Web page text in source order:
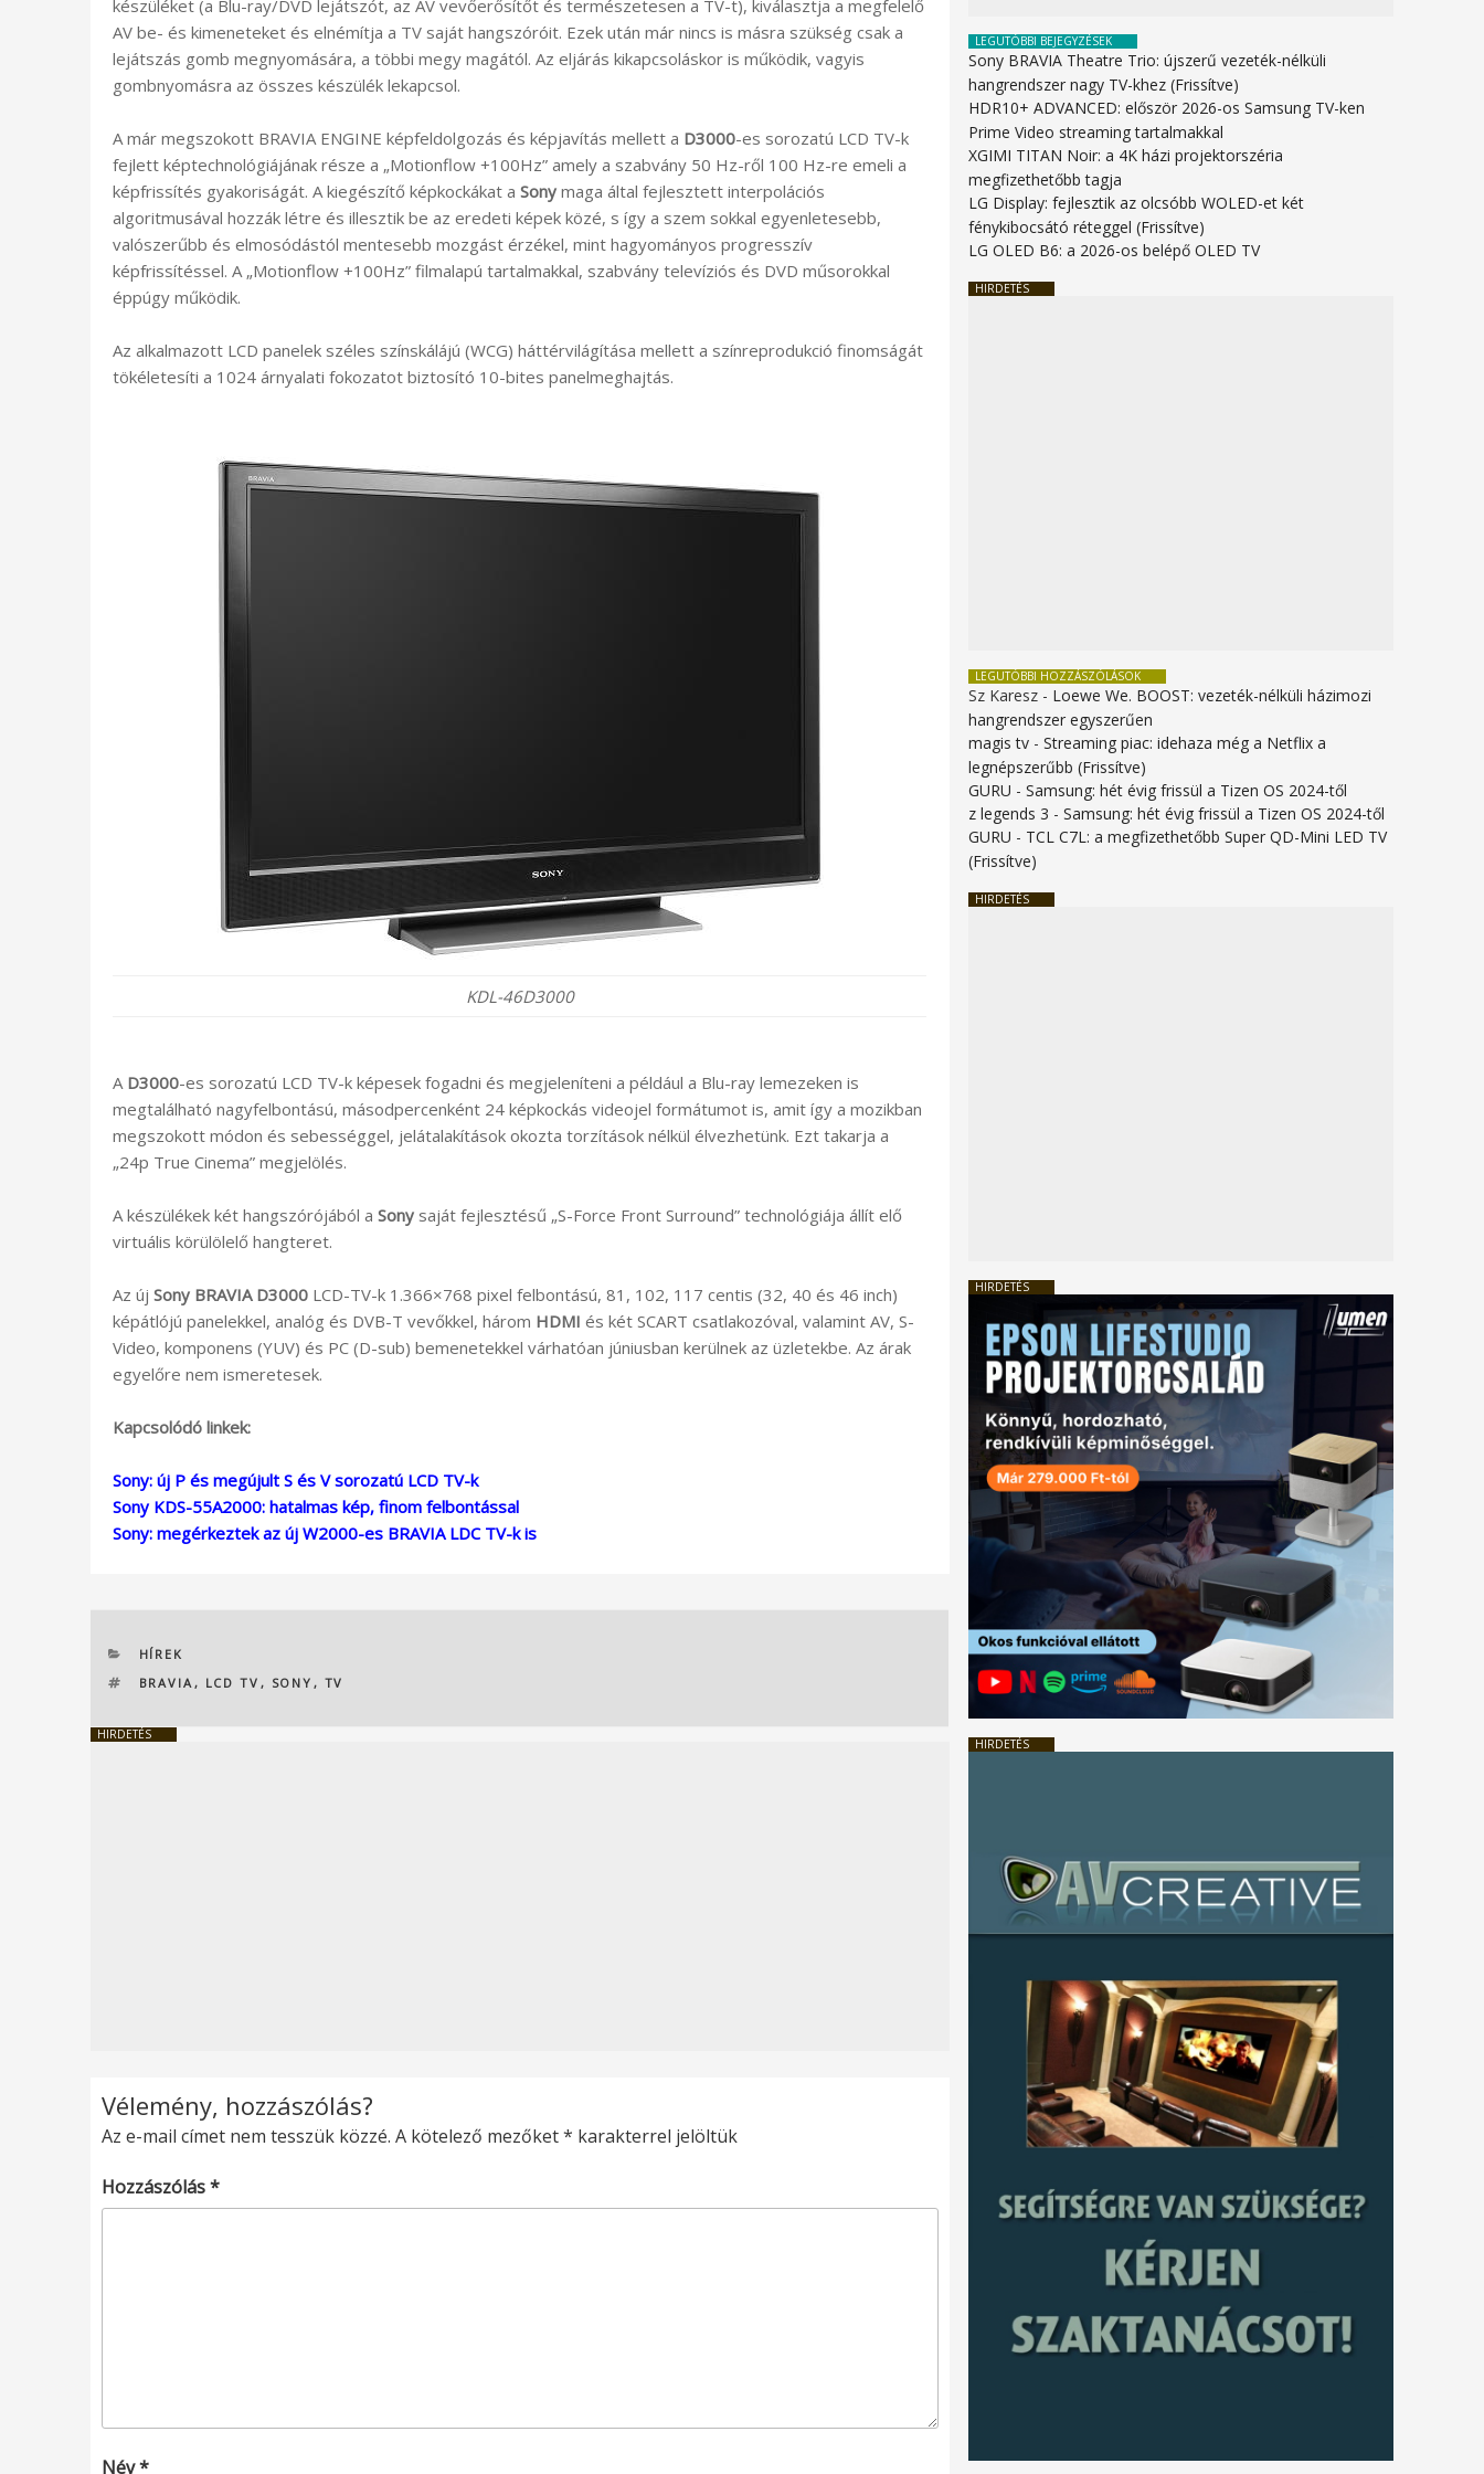
készüléket (a Blu-ray/DVD lejátszót, az AV vevőerősítőt és természetesen a TV-t), kiválasztja a megfelelő
AV be- és kimeneteket és elnémítja a TV saját hangszóróit. Ezek után már nincs is másra szükség csak a
lejátszás gomb megnyomására, a többi megy magától. Az eljárás kikapcsoláskor is működik, vagyis
gombnyomásra az összes készülék lekapcsol.
A már megszokott BRAVIA ENGINE képfeldolgozás és képjavítás mellett a D3000-es sorozatú LCD TV-k
fejlett képtechnológiájának része a „Motionflow +100Hz” amely a szabvány 50 Hz-ről 100 Hz-re emeli a
képfrissítés gyakoriságát. A kiegészítő képkockákat a Sony maga által fejlesztett interpolációs
algoritmusával hozzák létre és illesztik be az eredeti képek közé, s így a szem sokkal egyenletesebb,
valószerűbb és elmosódástól mentesebb mozgást érzékel, mint hagyományos progresszív
képfrissítéssel. A „Motionflow +100Hz” filmalapú tartalmakkal, szabvány televíziós és DVD műsorokkal
éppúgy működik.
Az alkalmazott LCD panelek széles színskálájú (WCG) háttérvilágítása mellett a színreprodukció finomságát
tökéletesíti a 1024 árnyalati fokozatot biztosító 10-bites panelmeghajtás.
KDL-46D3000
A D3000-es sorozatú LCD TV-k képesek fogadni és megjeleníteni a például a Blu-ray lemezeken is
megtalálható nagyfelbontású, másodpercenként 24 képkockás videojel formátumot is, amit így a mozikban
megszokott módon és sebességgel, jelátalakítások okozta torzítások nélkül élvezhetünk. Ezt takarja a
„24p True Cinema” megjelölés.
A készülékek két hangszórójából a Sony saját fejlesztésű „S-Force Front Surround” technológiája állít elő
virtuális körülölelő hangteret.
Az új Sony BRAVIA D3000 LCD-TV-k 1.366×768 pixel felbontású, 81, 102, 117 centis (32, 40 és 46 inch)
képátlójú panelekkel, analóg és DVB-T vevőkkel, három HDMI és két SCART csatlakozóval, valamint AV, S-
Video, komponens (YUV) és PC (D-sub) bemenetekkel várhatóan júniusban kerülnek az üzletekbe. Az árak
egyelőre nem ismeretesek.
Kapcsolódó linkek:
Sony: új P és megújult S és V sorozatú LCD TV-k
Sony KDS-55A2000: hatalmas kép, finom felbontással
Sony: megérkeztek az új W2000-es BRAVIA LDC TV-k is
KATEGÓRIÁK
HÍREK
CÍMKÉK
BRAVIA, LCD TV , SONY , TV
HIRDETÉS
Vélemény, hozzászólás?
Az e-mail címet nem tesszük közzé. A kötelező mezőket* karakterrel jelöltük
Hozzászólás*
Név*
LEGUTÓBBI BEJEGYZÉSEK
Sony BRAVIA Theatre Trio: újszerű vezeték-nélküli
hangrendszer nagy TV-khez (Frissítve)
HDR10+ ADVANCED: először 2026-os Samsung TV-ken
Prime Video streaming tartalmakkal
XGIMI TITAN Noir: a 4K házi projektorszéria
megfizethetőbb tagja
LG Display: fejlesztik az olcsóbb WOLED-et két
fénykibocsátó réteggel (Frissítve)
LG OLED B6: a 2026-os belépő OLED TV
HIRDETÉS
LEGUTÓBBI HOZZÁSZÓLÁSOK
Sz Karesz - Loewe We. BOOST: vezeték-nélküli házimozi
hangrendszer egyszerűen
magis tv -Streaming piac: idehaza még a Netflix a
legnépszerűbb (Frissítve)
GURU -Samsung: hét évig frissül a Tizen OS 2024-től
z legends 3 -Samsung: hét évig frissül a Tizen OS 2024-től
GURU - TCL C7L: a megfizethetőbb Super QD-Mini LED TV
(Frissítve)
HIRDETÉS
HIRDETÉS
HIRDETÉS